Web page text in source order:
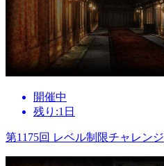
開催中
残り:1日
第1175回 レベル制限チャレンジ